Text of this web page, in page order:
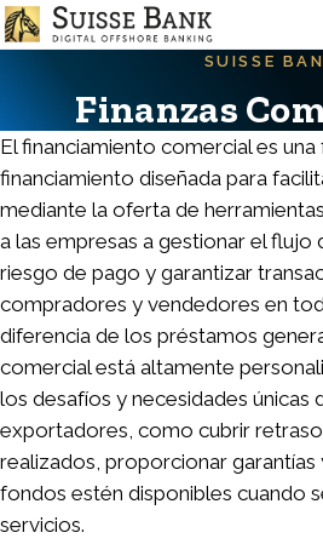
Skip
to
SUISSE
Finanzas
El financiamiento comercial es
financiamiento diseñada para
mediante la oferta de
a las empresas a gestionar el
riesgo de pago y garantizar
compradores y vendedores en
diferencia de los préstamos
comercial está altamente
los desafíos y necesidades únicas
exportadores, como cubrir
realizados, proporcionar garantías
fondos estén disponibles cuando
servicios.